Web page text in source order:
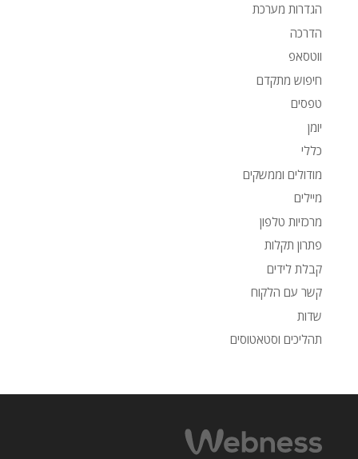
הגדרות מערכת
הדרכה
ווטסאפ
חיפוש מתקדם
טפסים
יומן
כללי
מודולים וממשקים
מיילים
מרכזיות טלפון
פתרון תקלות
קבלת לידים
קשר עם הלקוח
שדות
תהליכים וסטאטוסים